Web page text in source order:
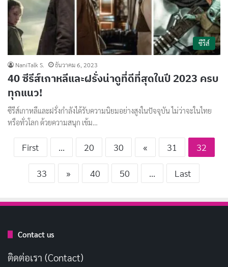
ซีรีส์
NaniTalk S. ธันวาคม 6, 2023
40 ซีรีส์เกาหลีและฝรั่งน่าดูที่ดีที่สุดในปี 2023 ครบ
ทุกแนว!
ซีรีส์เกาหลีและฝรั่งกำลังได้รับความนิยมอย่างสูงในปัจจุบัน ไม่ว่าจะในไทย
หรือทั่วโลก ด้วยความสนุก เข้ม…
First ... 20 30 « 31 32
33 » 40 50 ... Last
Contact us
ติดต่อเรา (Contact)